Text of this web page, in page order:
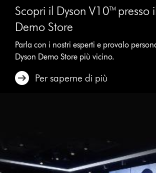
Scopri il Dyson V10™ presso
Demo Store
Parla con i nostri esperti e provalo
Dyson Demo Store più vicino.
Per saperne di più